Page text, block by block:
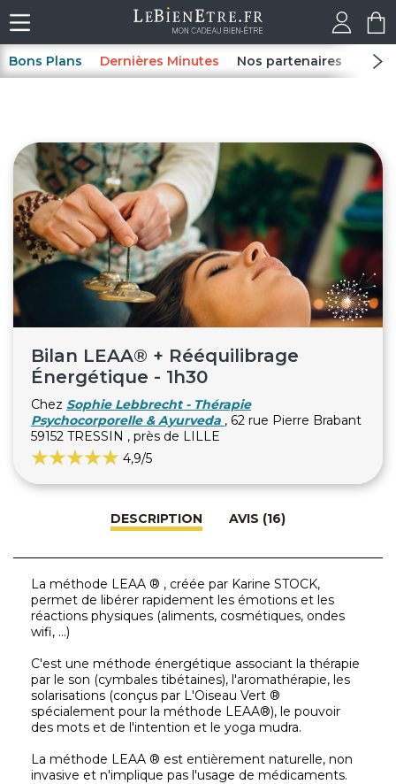
Bons Plans Dernières Minutes Nos partenaires Spas
Bilan LEAA® + Rééquilibrage
Énergétique - 1h30
Chez Sophie Lebbrecht - Thérapie
Psychocorporelle & Ayurveda , 62 rue Pierre Brabant
59152 TRESSIN , près de LILLE
4,9/5
DESCRIPTION AVIS (16)
La méthode LEAA ® , créée par Karine STOCK,
permet de libérer rapidement les émotions et les
réactions physiques (aliments, cosmétiques, ondes
wifi, ...)
C'est une méthode énergétique associant la thérapie
par le son (cymbales tibétaines), l'aromathérapie, les
solarisations (conçus par L'Oiseau Vert ®
spécialement pour la méthode LEAA®), le pouvoir
des mots et de l'intention et le yoga mudra.
La méthode LEAA ® est entièrement naturelle, non
invasive et n'implique pas l'usage de médicaments.